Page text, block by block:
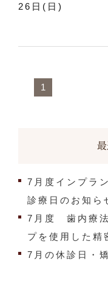
26日(日)
1
7月度インプラ
診療日のお知ら
7月度 歯内療法
プを使用した精
7月の休診日・